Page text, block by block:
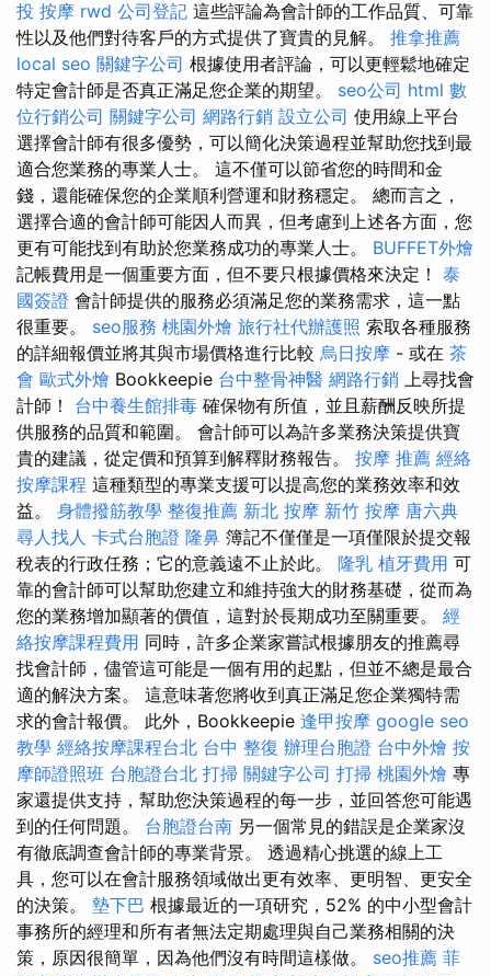
投 按摩 rwd 公司登記 這些評論為會計師的工作品質、可靠
性以及他們對待客戶的方式提供了寶貴的見解。 推拿推薦
local seo 關鍵字公司 根據使用者評論，可以更輕鬆地確定
特定會計師是否真正滿足您企業的期望。 seo公司 html 數
位行銷公司 關鍵字公司 網路行銷 設立公司 使用線上平台
選擇會計師有很多優勢，可以簡化決策過程並幫助您找到最
適合您業務的專業人士。 這不僅可以節省您的時間和金
錢，還能確保您的企業順利營運和財務穩定。 總而言之，
選擇合適的會計師可能因人而異，但考慮到上述各方面，您
更有可能找到有助於您業務成功的專業人士。 BUFFET外燴
記帳費用是一個重要方面，但不要只根據價格來決定！ 泰
國簽證 會計師提供的服務必須滿足您的業務需求，這一點
很重要。 seo服務 桃園外燴 旅行社代辦護照 索取各種服務
的詳細報價並將其與市場價格進行比較 烏日按摩 - 或在 茶
會 歐式外燴 Bookkeepie 台中整骨神醫 網路行銷 上尋找會
計師！ 台中養生館排毒 確保物有所值，並且薪酬反映所提
供服務的品質和範圍。 會計師可以為許多業務決策提供寶
貴的建議，從定價和預算到解釋財務報告。 按摩 推薦 經絡
按摩課程 這種類型的專業支援可以提高您的業務效率和效
益。 身體撥筋教學 整復推薦 新北 按摩 新竹 按摩 唐六典
尋人找人 卡式台胞證 隆鼻 簿記不僅僅是一項僅限於提交報
稅表的行政任務；它的意義遠不止於此。 隆乳 植牙費用 可
靠的會計師可以幫助您建立和維持強大的財務基礎，從而為
您的業務增加顯著的價值，這對於長期成功至關重要。 經
絡按摩課程費用 同時，許多企業家嘗試根據朋友的推薦尋
找會計師，儘管這可能是一個有用的起點，但並不總是最合
適的解決方案。 這意味著您將收到真正滿足您企業獨特需
求的會計報價。 此外，Bookkeepie 逢甲按摩 google seo
教學 經絡按摩課程台北 台中 整復 辦理台胞證 台中外燴 按
摩師證照班 台胞證台北 打掃 關鍵字公司 打掃 桃園外燴 專
家還提供支持，幫助您決策過程的每一步，並回答您可能遇
到的任何問題。 台胞證台南 另一個常見的錯誤是企業家沒
有徹底調查會計師的專業背景。 透過精心挑選的線上工
具，您可以在會計服務領域做出更有效率、更明智、更安全
的決策。 墊下巴 根據最近的一項研究，52% 的中小型會計
事務所的經理和所有者無法定期處理與自己業務相關的決
策，原因很簡單，因為他們沒有時間這樣做。 seo推薦 菲